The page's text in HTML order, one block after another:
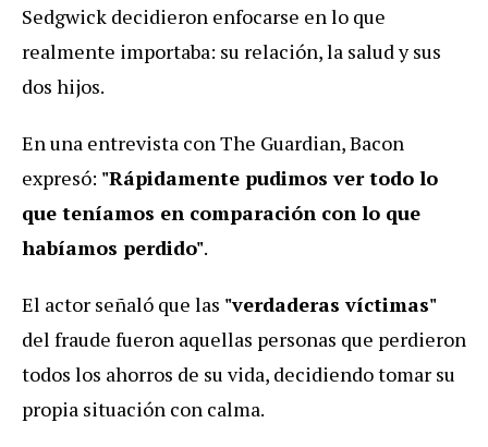
Sedgwick decidieron enfocarse en lo que
realmente importaba: su relación, la salud y sus
dos hijos.
En una entrevista con The Guardian, Bacon
expresó: "Rápidamente pudimos ver todo lo
que teníamos en comparación con lo que
habíamos perdido".
El actor señaló que las "verdaderas víctimas"
del fraude fueron aquellas personas que perdieron
todos los ahorros de su vida, decidiendo tomar su
propia situación con calma.